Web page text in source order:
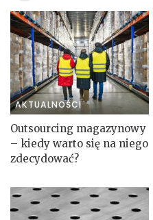
AKTUALNOŚCI
Outsourcing magazynowy
– kiedy warto się na niego
zdecydować?